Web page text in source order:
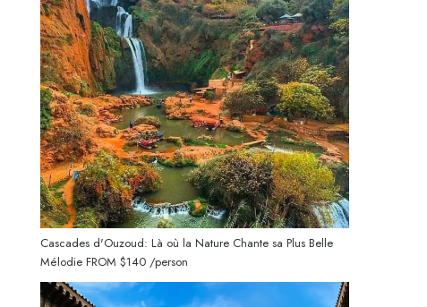
Cascades d'Ouzoud: Là où la Nature Chante sa Plus Belle
Mélodie FROM$140 /person